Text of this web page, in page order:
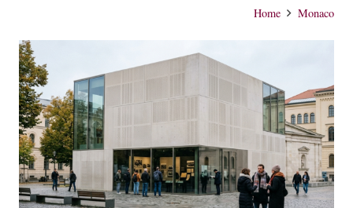
Home Monaco